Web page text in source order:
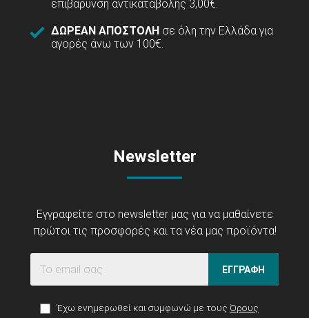
επιβάρυνση αντικαταβολής 3,00€.
ΔΩΡΕΑΝ ΑΠΟΣΤΟΛΗ σε όλη την Ελλάδα για
αγορές άνω των 100€.
Newsletter
Εγγραφείτε στο newsletter μας για να μαθαίνετε
πρώτοι τις προσφορές και τα νέα μας προϊόντα!
ΕΓΓΡΑΦΗ
Έχω ενημερωθεί και συμφωνώ με τους Όρους